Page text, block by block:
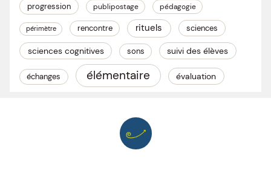
progression publipostage pédagogie
périmètre rencontre rituels sciences
sciences cognitives sons suivi des élèves
échanges élémentaire évaluation